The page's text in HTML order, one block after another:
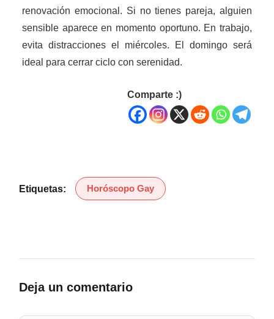
renovación emocional. Si no tienes pareja, alguien
sensible aparece en momento oportuno. En trabajo,
evita distracciones el miércoles. El domingo será
ideal para cerrar ciclo con serenidad.
Comparte :)
Etiquetas: Horóscopo Gay
Deja un comentario